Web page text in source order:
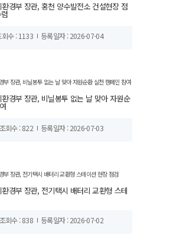
경부 장관, 홍천 양수발전소 건설현장 점
회수 : 1133 등록일자 : 2026-07-04
경부 장관, 비닐봉투 없는 날 맞아 자원순
조회수 : 822 등록일자 : 2026-07-03
경부 장관, 전기택시 배터리 교환형 스테
조회수 : 838 등록일자 : 2026-07-02